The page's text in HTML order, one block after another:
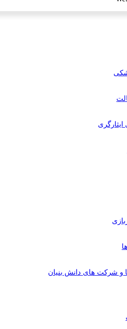
های دانش بنیان